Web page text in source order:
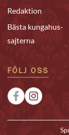
Redaktion
Bästa kungahus-
sajterna
FÖLJ OSS